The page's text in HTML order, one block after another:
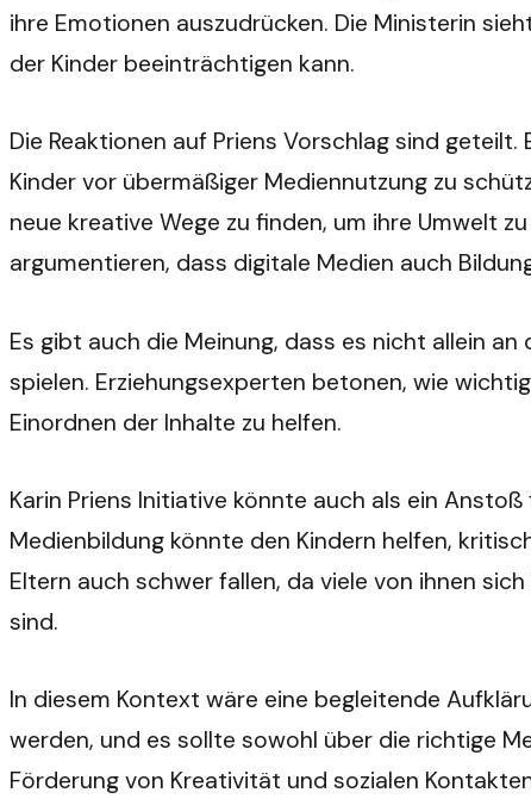
ihre Emotionen auszudrücken. Die Ministerin
der Kinder beeinträchtigen kann.
Die Reaktionen auf Priens Vorschlag sind
Kinder vor übermäßiger Mediennutzung zu
neue kreative Wege zu finden, um ihre Umwelt
argumentieren, dass digitale Medien auch
Es gibt auch die Meinung, dass es nicht allein
spielen. Erziehungsexperten betonen, wie
Einordnen der Inhalte zu helfen.
Karin Priens Initiative könnte auch als ein
Medienbildung könnte den Kindern helfen,
Eltern auch schwer fallen, da viele von ihnen
sind.
In diesem Kontext wäre eine begleitende
werden, und es sollte sowohl über die richtige
Förderung von Kreativität und sozialen